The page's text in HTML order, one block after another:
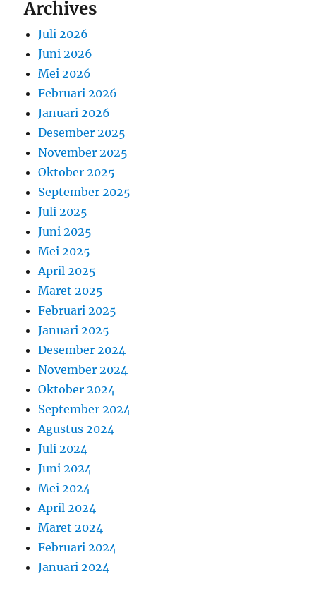
Archives
Juli 2026
Juni 2026
Mei 2026
Februari 2026
Januari 2026
Desember 2025
November 2025
Oktober 2025
September 2025
Juli 2025
Juni 2025
Mei 2025
April 2025
Maret 2025
Februari 2025
Januari 2025
Desember 2024
November 2024
Oktober 2024
September 2024
Agustus 2024
Juli 2024
Juni 2024
Mei 2024
April 2024
Maret 2024
Februari 2024
Januari 2024